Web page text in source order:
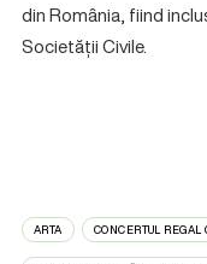
din România, fiind
Societății Civile.
ARTA CONCERTUL REGAL